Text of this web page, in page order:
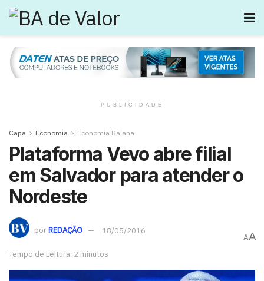
PUBLICIDADE
Capa Economia Economia Baiana
Plataforma Vevo abre filial
em Salvador para atender o
Nordeste
porREDAÇÃO 18/05/2016
Tempo de Leitura: 2 minutos
AA